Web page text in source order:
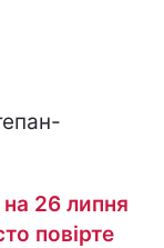
26 липня
повірте